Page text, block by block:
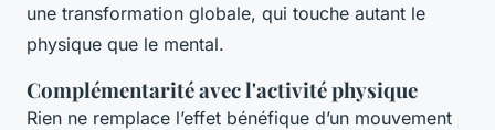
une transformation globale, qui touche autant le
physique que le mental.
Complémentarité avec l'activité physique
Rien ne remplace l’effet bénéfique d’un mouvement